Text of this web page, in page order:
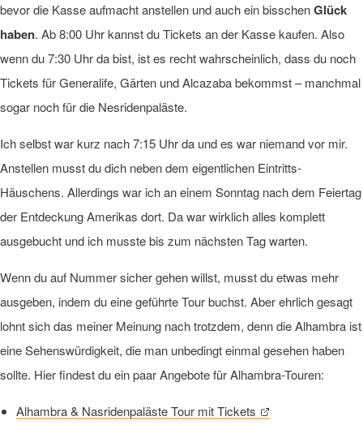
bevor die Kasse aufmacht anstellen und auch ein bisschenGlück
haben. Ab 8:00 Uhr kannst du Tickets an der Kasse kaufen. Also
wenn du 7:30 Uhr da bist, ist es recht wahrscheinlich, dass du noch
Tickets für Generalife, Gärten und Alcazaba bekommst – manchmal
sogar noch für die Nesridenpaläste.
Ich selbst war kurz nach 7:15 Uhr da und es war niemand vor mir.
Anstellen musst du dich neben dem eigentlichen Eintritts-
Häuschens. Allerdings war ich an einem Sonntag nach dem Feiertag
der Entdeckung Amerikas dort. Da war wirklich alles komplett
ausgebucht und ich musste bis zum nächsten Tag warten.
Wenn du auf Nummer sicher gehen willst, musst du etwas mehr
ausgeben, indem du eine geführte Tour buchst. Aber ehrlich gesagt
lohnt sich das meiner Meinung nach trotzdem, denn die Alhambra ist
eine Sehenswürdigkeit, die man unbedingt einmal gesehen haben
sollte. Hier findest du ein paar Angebote für Alhambra-Touren:
Alhambra & Nasridenpaläste Tour mit Tickets